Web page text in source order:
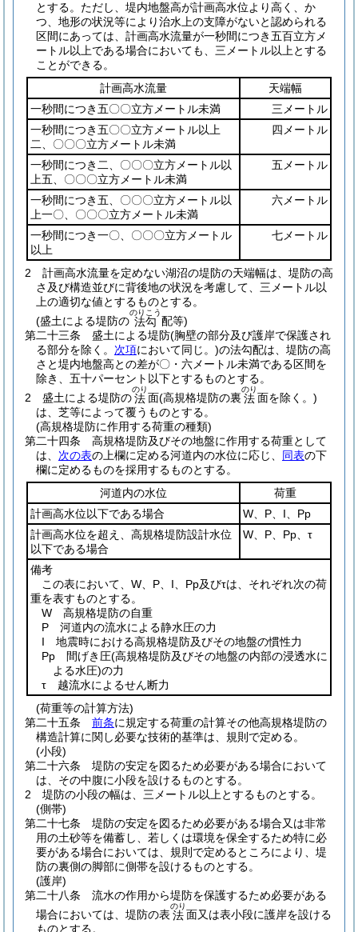
とする。 ただし、堤内地盤高が計画高水位より高く、か
つ、地形の状況等により治水上の支障がないと認められる
区間にあっては、計画高水流量が一秒間につき五百立方メ
ートル以上である場合においても、三メートル以上とする
ことができる。
計画高水流量
天端幅
一秒間につき五〇〇立方メートル未満
三メートル
一秒間につき五〇〇立方メートル以上
二、〇〇〇立方メートル未満
四メートル
一秒間につき二、〇〇〇立方メートル以
上五、〇〇〇立方メートル未満
五メートル
一秒間につき五、〇〇〇立方メートル以
上一〇、〇〇〇立方メートル未満
六メートル
一秒間につき一〇、〇〇〇立方メートル
以上
七メートル
2
計画高水流量を定めない湖沼の堤防の天端幅は、堤防の高
さ及び構造並びに背後地の状況を考慮して、三メートル以
上の適切な値とするものとする。
(盛土による堤防の 法勾
のりこう
配等)
第二十三条
盛土による堤防(胸壁の部分及び護岸で保護され
る部分を除く。 次項において同じ。)の法勾配は、堤防の高
さと堤内地盤高との差が〇・六メートル未満である区間を
除き、五十パーセント以下とするものとする。
2
盛土による堤防の法
のり
面(高規格堤防の裏法
のり
面を除く。)
は、芝等によって覆うものとする。
(高規格堤防に作用する荷重の種類)
第二十四条
高規格堤防及びその地盤に作用する荷重として
は、 次の表の上欄に定める河道内の水位に応じ、 同表の下
欄に定めるものを採用するものとする。
河道内の水位
荷重
計画高水位以下である場合
W、P、I、Pp
計画高水位を超え、高規格堤防設計水位
以下である場合
W、P、Pp、τ
備考
この表において、W、P、I、Pp及びτは、それぞれ次の荷
重を表すものとする。
W 高規格堤防の自重
P 河道内の流水による静水圧の力
I 地震時における高規格堤防及びその地盤の慣性力
Pp 間げき圧(高規格堤防及びその地盤の内部の浸透水に
よる水圧)の力
τ 越流水によるせん断力
(荷重等の計算方法)
第二十五条
前条に規定する荷重の計算その他高規格堤防の
構造計算に関し必要な技術的基準は、規則で定める。
(小段)
第二十六条
堤防の安定を図るため必要がある場合において
は、その中腹に小段を設けるものとする。
2
堤防の小段の幅は、三メートル以上とするものとする。
(側帯)
第二十七条
堤防の安定を図るため必要がある場合又は非常
用の土砂等を備蓄し、若しくは環境を保全するため特に必
要がある場合においては、規則で定めるところにより、堤
防の裏側の脚部に側帯を設けるものとする。
(護岸)
第二十八条
流水の作用から堤防を保護するため必要がある
場合においては、堤防の表法
のり
面又は表小段に護岸を設ける
ものとする。